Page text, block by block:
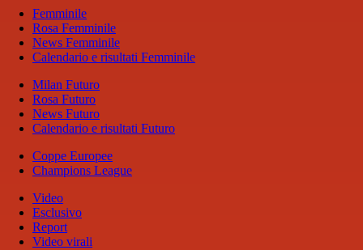
Femminile
Rosa Femminile
News Femminile
Calendario e risultati Femminile
Milan Futuro
Rosa Futuro
News Futuro
Calendario e risultati Futuro
Coppe Europee
Champions League
Video
Esclusivo
Report
Video virali